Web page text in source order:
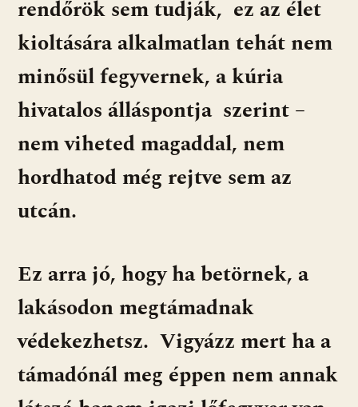
rendőrök sem tudják, ez az élet
kioltására alkalmatlan tehát nem
minősül fegyvernek, a kúria
hivatalos álláspontja szerint –
nem viheted magaddal, nem
hordhatod még rejtve sem az
utcán.
Ez arra jó, hogy ha betörnek, a
lakásodon megtámadnak
védekezhetsz. Vigyázz mert ha a
támadónál meg éppen nem annak